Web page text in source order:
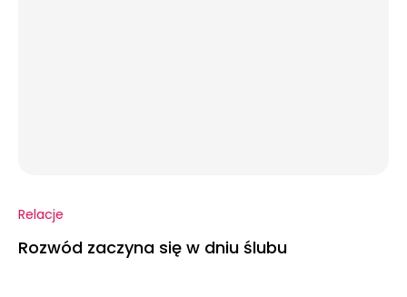
Relacje
Rozwód zaczyna się w dniu ślubu